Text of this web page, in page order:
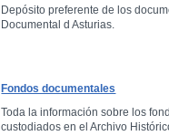
Depósito preferente de los
Documental d Asturias.
Fondos documentales
Toda la información sobre los
custodiados en el Archivo